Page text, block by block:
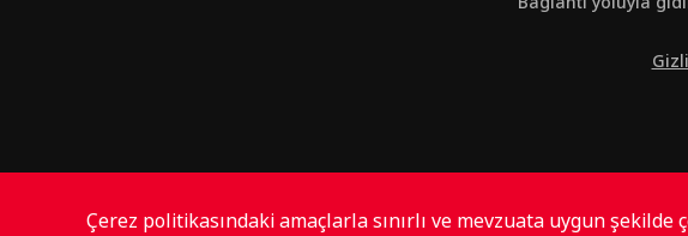
Çerez politikasındaki amaçlarla sınırlı ve mevzuata uygun